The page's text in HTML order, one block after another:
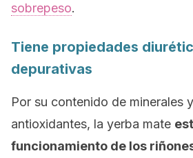
sobrepeso.
Tiene propiedades
depurativas
Por su contenido de minerales
antioxidantes, la yerba mate
funcionamiento de los